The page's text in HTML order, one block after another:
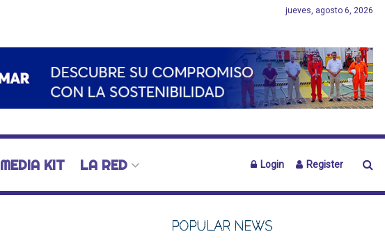
jueves, agosto 6, 2026
MEDIA KIT LA RED Login Register
POPULAR NEWS